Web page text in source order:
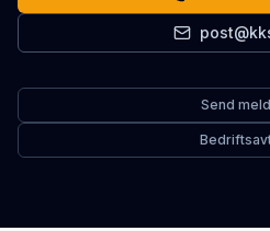
Send